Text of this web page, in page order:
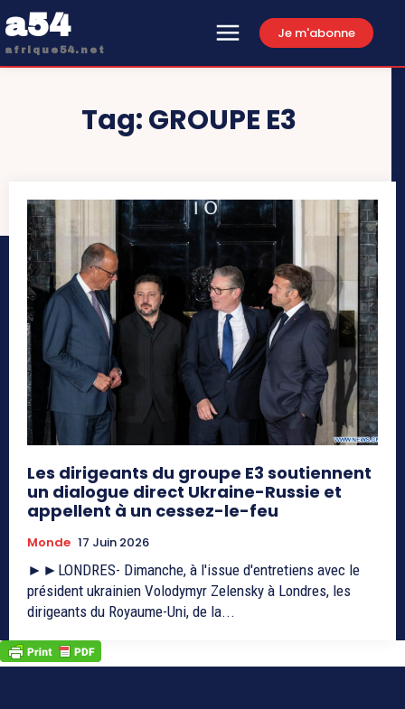
a54
afrique54.net
Je m'abonne
Tag:GROUPE E3
Les dirigeants du groupe E3 soutiennent
un dialogue direct Ukraine-Russie et
appellent à un cessez-le-feu
Monde 17 Juin 2026
►►LONDRES- Dimanche, à l'issue d'entretiens avec le
président ukrainien Volodymyr Zelensky à Londres, les
dirigeants du Royaume-Uni, de la...